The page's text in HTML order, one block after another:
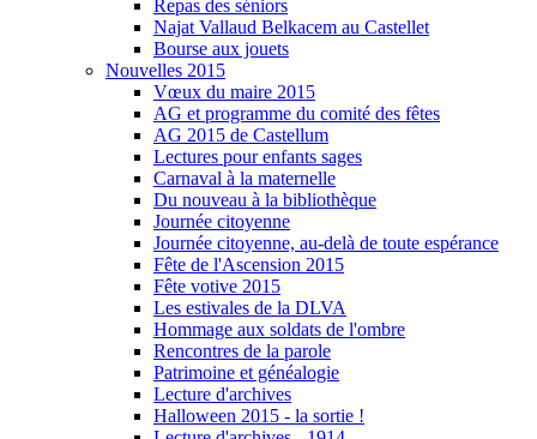
Repas des séniors
Najat Vallaud Belkacem au Castellet
Bourse aux jouets
Nouvelles 2015
Vœux du maire 2015
AG et programme du comité des fêtes
AG 2015 de Castellum
Lectures pour enfants sages
Carnaval à la maternelle
Du nouveau à la bibliothèque
Journée citoyenne
Journée citoyenne, au-delà de toute espérance
Fête de l'Ascension 2015
Fête votive 2015
Les estivales de la DLVA
Hommage aux soldats de l'ombre
Rencontres de la parole
Patrimoine et généalogie
Lecture d'archives
Halloween 2015 - la sortie !